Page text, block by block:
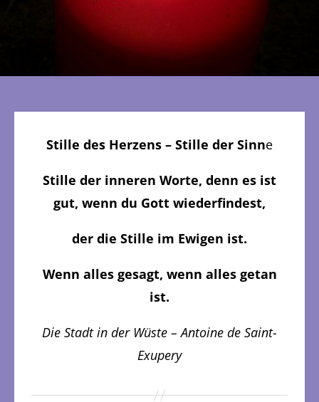
Stille des Herzens – Stille der Sinne
Stille der inneren Worte, denn es ist
gut, wenn du Gott wiederfindest,
der die Stille im Ewigen ist.
Wenn alles gesagt, wenn alles getan
ist.
Die Stadt in der Wüste – Antoine de Saint-
Exupery